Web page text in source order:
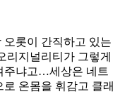
롯이 간직하고 있는
리지널리티가 그렇게
주냐고…세상은 네트
온몸을 휘감고 클래